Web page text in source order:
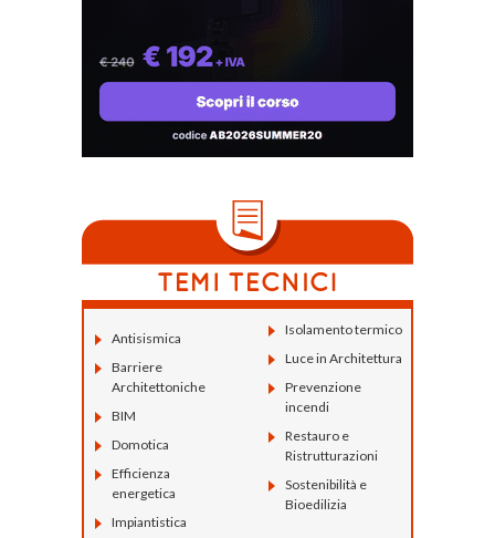
Antisismica
Barriere
Architettoniche
BIM
Domotica
Efficienza
energetica
Impiantistica
Isolamento termico
Luce in Architettura
Prevenzione
incendi
Restauro e
Ristrutturazioni
Sostenibilità e
Bioedilizia